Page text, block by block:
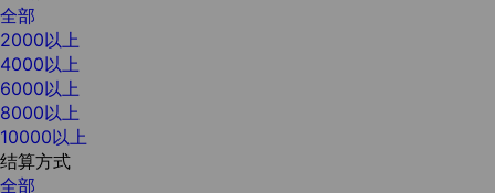
全部
2000以上
4000以上
6000以上
8000以上
10000以上
结算方式
全部